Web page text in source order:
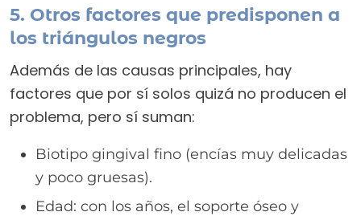
5. Otros factores que predisponen a
los triángulos negros
Además de las causas principales, hay
factores que por sí solos quizá no producen el
problema, pero sí suman:
Biotipo gingival fino (encías muy delicadas
y poco gruesas).
Edad: con los años, el soporte óseo y